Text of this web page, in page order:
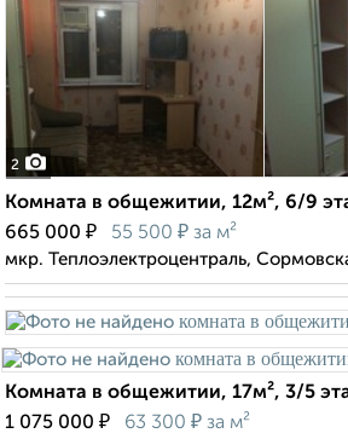
2
Комната в общежитии, 12м², 6/9
665 000 ₽ 55 500 ₽ за м²
мкр. Теплоэлектроцентраль,
Комната в общежитии, 17м², 3/5
1 075 000 ₽ 63 300 ₽ за м²